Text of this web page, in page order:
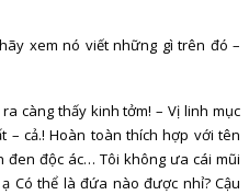
xem nó viết những gì trên đó –
càng thấy kinh tởm! – Vị linh mục
– cả.! Hoàn toàn thích hợp với tên
đen độc ác… Tôi không ưa cái mũi
Có thể là đứa nào được nhỉ? Cậu